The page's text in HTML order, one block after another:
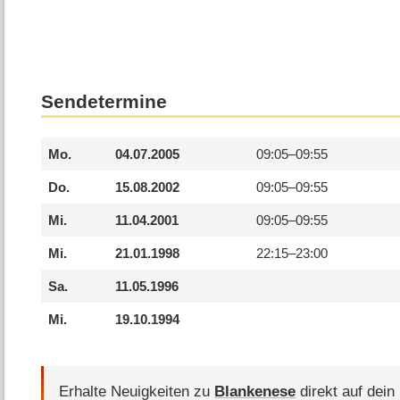
Sendetermine
Mo. 04.07.2005 09:05–09:55
Do. 15.08.2002 09:05–09:55
Mi. 11.04.2001 09:05–09:55
Mi. 21.01.1998 22:15–23:00
Sa. 11.05.1996
Mi. 19.10.1994
Erhalte Neuigkeiten zu Blankenese direkt auf dein